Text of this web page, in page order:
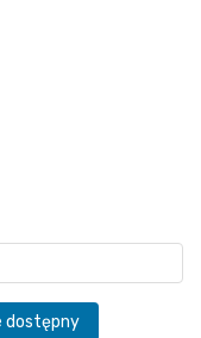
dostępny